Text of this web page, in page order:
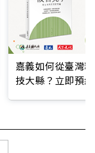
嘉義如何從臺灣
技大縣？立即預